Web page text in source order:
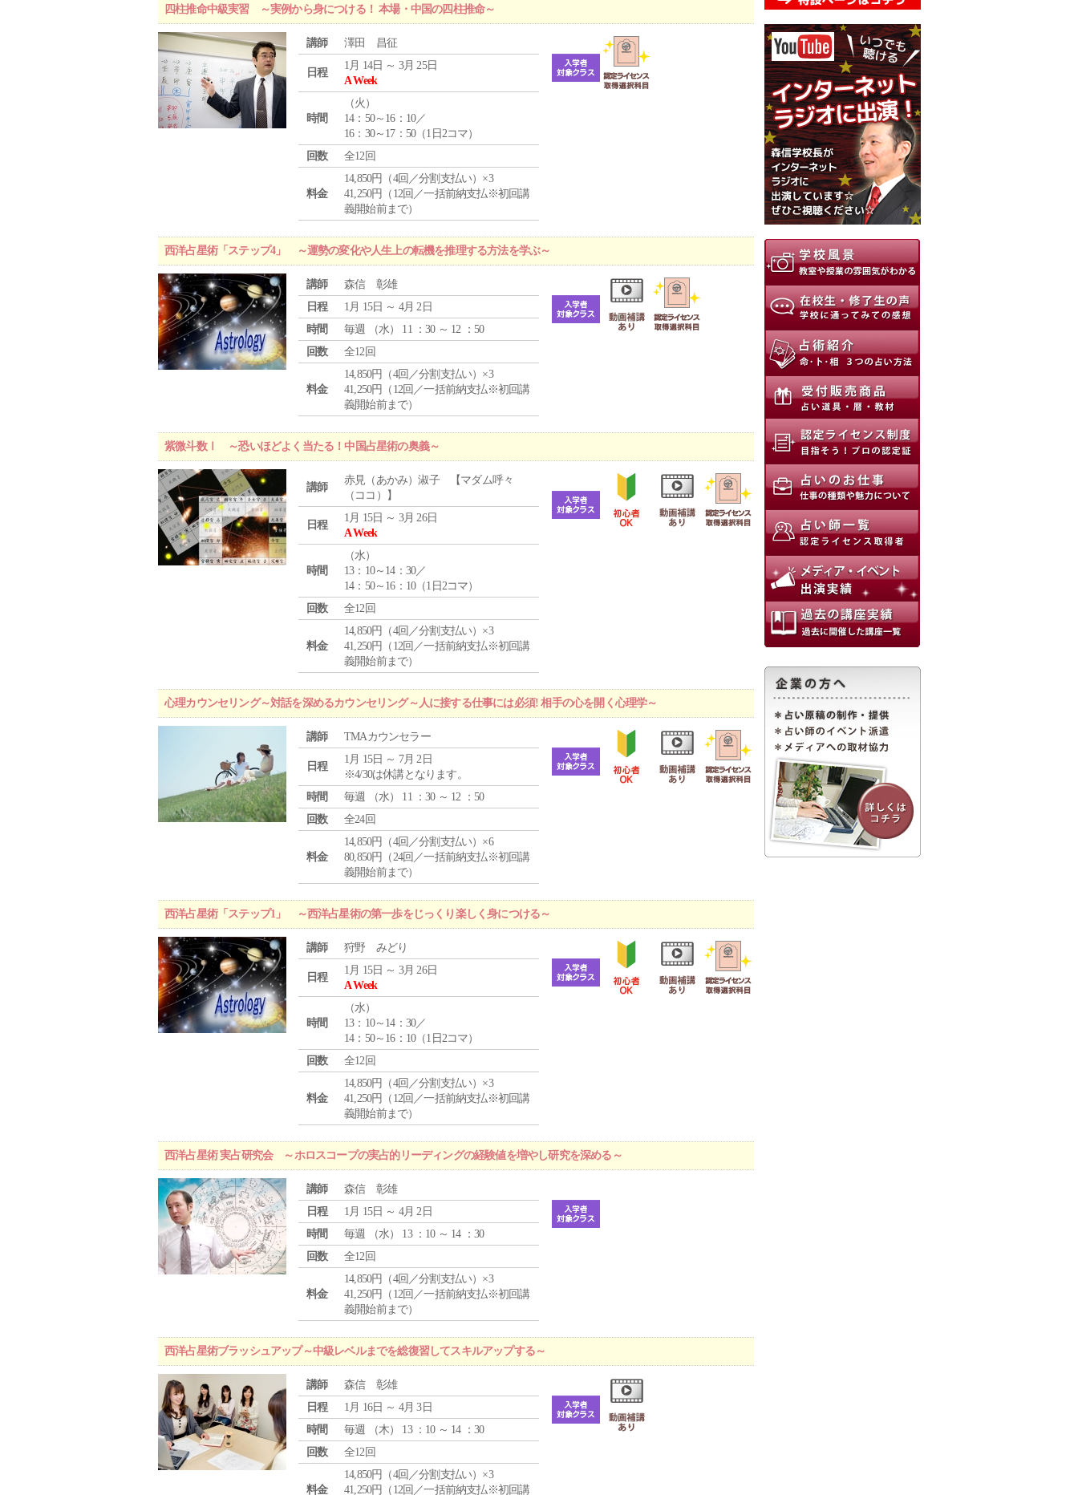
四柱推命中級実習 ～実例から身につける！ 本場・中国の四柱推命～
講師 澤田 昌征
日程
1月 14日 ～ 3月 25日
A Week
時間
（火 ）
14：50～16：10／
16：30～17：50（1日2コマ）
回数
全12回
料金
14,850円（4回／分割支払い）×3
41,250円（12回／一括前納支払※初回講
義開始前まで）
西洋占星術「ステップ4」 ～運勢の変化や人生上の転機を推理する方法を学ぶ～
講師
森信 彰雄
日程
1月 15日 ～ 4月 2日
時間
毎週 （水） 11 ：30 ～ 12 ：50
回数
全12回
料金
14,850円（4回／分割支払い）×3
41,250円（12回／一括前納支払※初回講
義開始前まで）
紫微斗数Ⅰ ～恐いほどよく当たる！中国占星術の奥義～
講師
赤見（あかみ）淑子 【マダム呼々
（ココ）】
日程
1月 15日 ～ 3月 26日
A Week
時間
（水）
13：10～14：30／
14：50～16：10（1日2コマ）
回数
全12回
料金
14,850円（4回／分割支払い）×3
41,250円（12回／一括前納支払※初回講
義開始前まで）
心理カウンセリング～対話を深めるカウンセリング～人に接する仕事には必須! 相手の心を開く心理学～
講師 TMAカウンセラー
日程
1月 15日 ～ 7月 2日
※4/30は休講となります。
時間
毎週 （水） 11 ：30 ～ 12 ：50
回数
全24回
料金
14,850円（4回／分割支払い）×6
80,850円（24回／一括前納支払※初回講
義開始前まで）
西洋占星術「ステップ1」 ～西洋占星術の第一歩をじっくり楽しく身につける～
講師 狩野 みどり
日程
1月 15日 ～ 3月 26日
A Week
時間
（水）
13：10～14：30／
14：50～16：10（1日2コマ）
回数
全12回
料金
14,850円（4回／分割支払い）×3
41,250円（12回／一括前納支払※初回講
義開始前まで）
西洋占星術 実占研究会 ～ホロスコープの実占的リーディングの経験値を増やし研究を深める～
講師
森信 彰雄
日程
1月 15日 ～ 4月 2日
時間
毎週 （水） 13 ：10 ～ 14 ：30
回数
全12回
料金
14,850円（4回／分割支払い）×3
41,250円（12回／一括前納支払※初回講
義開始前まで）
西洋占星術ブラッシュアップ～中級レベルまでを総復習してスキルアップする～
講師
森信 彰雄
日程
1月 16日 ～ 4月 3日
時間
毎週 （木） 13 ：10 ～ 14 ：30
回数
全12回
料金
14,850円（4回／分割支払い）×3
41,250円（12回／一括前納支払※初回講